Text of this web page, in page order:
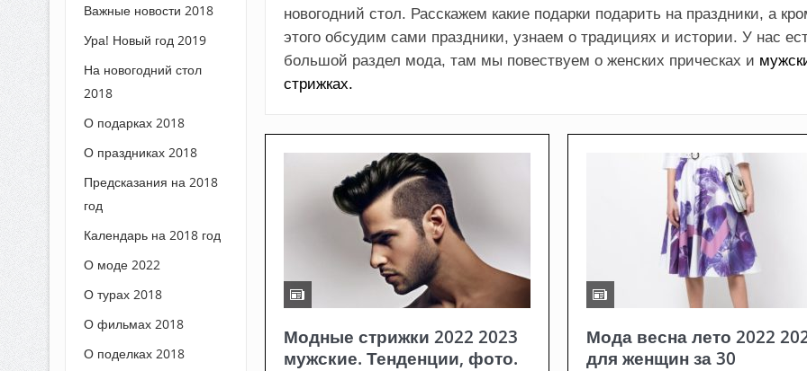
новогодний стол. Расскажем какие подарки подарить на праздники, а
этого обсудим сами праздники, узнаем о традициях и истории. У нас
большой раздел мода, там мы повествуем о женских прическах и
стрижках.
Модные стрижки 2022 2023
мужские. Тенденции, фото.
Мода весна лето 2022
для женщин за 30
Важные новости 2018
Ура! Новый год 2019
На новогодний стол
2018
О подарках 2018
О праздниках 2018
Предсказания на 2018
год
Календарь на 2018 год
О моде 2022
О турах 2018
О фильмах 2018
О поделках 2018